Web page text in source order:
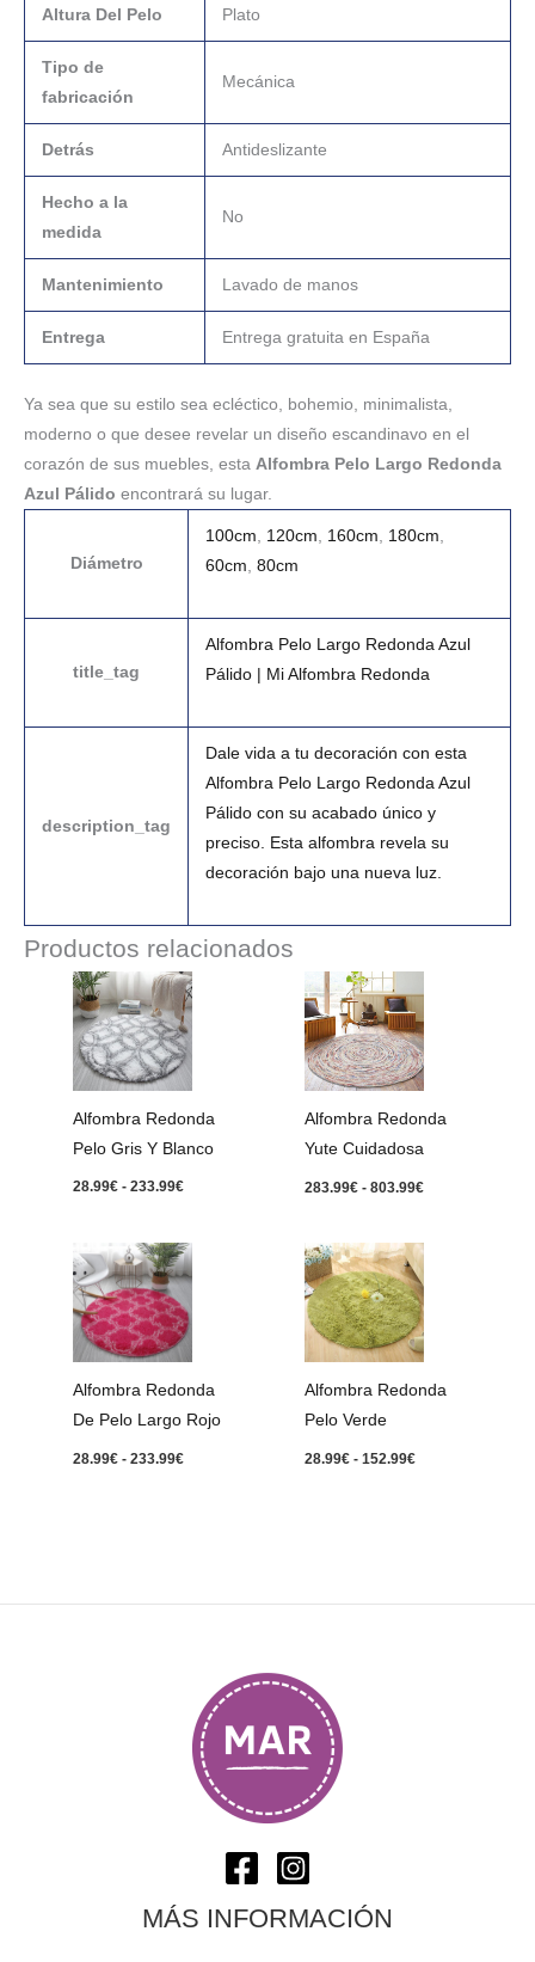
Altura Del Pelo Plato
Tipo de
fabricación
Mecánica
Detrás Antideslizante
Hecho a la
medida
No
Mantenimiento Lavado de manos
Entrega Entrega gratuita en España
Ya sea que su estilo sea ecléctico, bohemio, minimalista,
moderno o que desee revelar un diseño escandinavo en el
corazón de sus muebles, esta Alfombra Pelo Largo Redonda
Azul Pálido encontrará su lugar.
Diámetro
100cm 120cm 160cm 180cm
60cm 80cm
title_tag
Alfombra Pelo Largo Redonda Azul
Pálido | Mi Alfombra Redonda
description_tag
Dale vida a tu decoración con esta
Alfombra Pelo Largo Redonda Azul
Pálido con su acabado único y
preciso. Esta alfombra revela su
decoración bajo una nueva luz.
Productos relacionados
Alfombra Redonda
Pelo Gris Y Blanco
28.99€ - 233.99€
Rango
de
precios:
desde
28.99€
233.99€
Alfombra Redonda
Yute Cuidadosa
283.99€ - 803.99€
de
desde
283.99€
hasta
803.99€
Alfombra Redonda
De Pelo Largo Rojo
28.99€ - 233.99€
Rango
de
desde
28.99€
233.99€
Alfombra Redonda
Pelo Verde
28.99€ - 152.99€
Rango
de
precios:
desde
28.99€
hasta
152.99€
MÁS INFORMACIÓN